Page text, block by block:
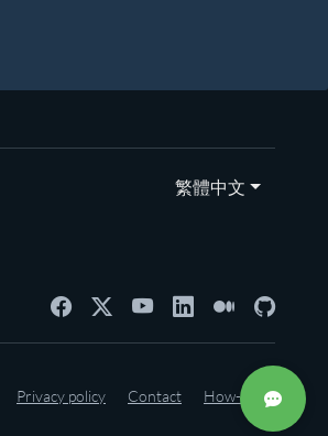
繁體中文
Privacy policy Contact How-to's